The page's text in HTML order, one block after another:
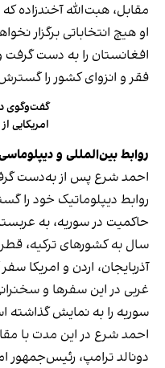
مقابل، هبت‌الله آخندزاده
افغانستان را به دست
فقر و انزوای کشور را
گفت‌وگوی
امریکایی
روابط بین‌المللی و
احمد شرع پس از به‌دست
روابط دیپلوماتیک خود را
حاکمیت در سوریه، به
سال به کشورهای ترکیه،
آذربایجان، اردن و امریکا
غربی در این سفرها و
سوریه را به نمایش گذاشته
احمد شرع در این مدت با
دونالد ترامپ، رئیس‌جمهور